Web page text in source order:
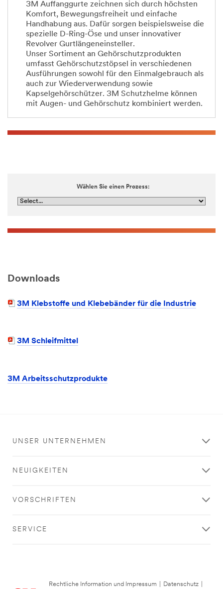
3M Auffanggurte zeichnen sich durch höchsten
Komfort, Bewegungsfreiheit und einfache
Handhabung aus. Dafür sorgen beispielsweise die
spezielle D-Ring-Öse und unser innovativer
Revolver Gurtlängeneinsteller.
Unser Sortiment an Gehörschutzprodukten
umfasst Gehörschutzstöpsel in verschiedenen
Ausführungen sowohl für den Einmalgebrauch als
auch zur Wiederverwendung sowie
Kapselgehörschützer. 3M Schutzhelme können
mit Augen- und Gehörschutz kombiniert werden.
Wählen Sie einen Prozess:
Downloads
3M Klebstoffe und Klebebänder für die Industrie
3M Schleifmittel
3M Arbeitsschutzprodukte
UNSER UNTERNEHMEN
NEUIGKEITEN
VORSCHRIFTEN
SERVICE
Rechtliche Information und Impressum Datenschutz